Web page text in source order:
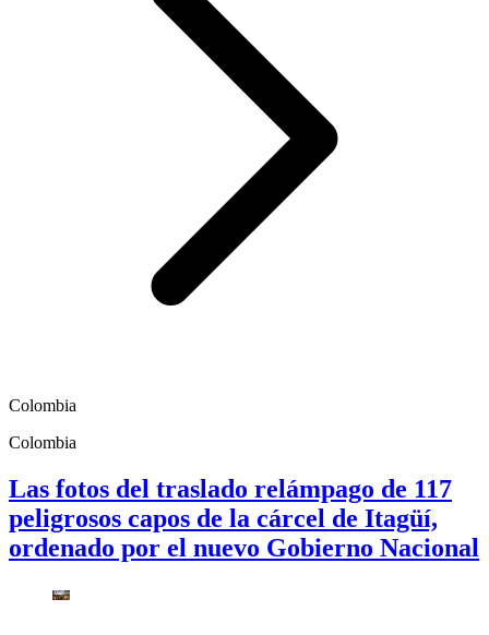
Colombia
Colombia
Las fotos del traslado relámpago de 117
peligrosos capos de la cárcel de Itagüí,
ordenado por el nuevo Gobierno Nacional